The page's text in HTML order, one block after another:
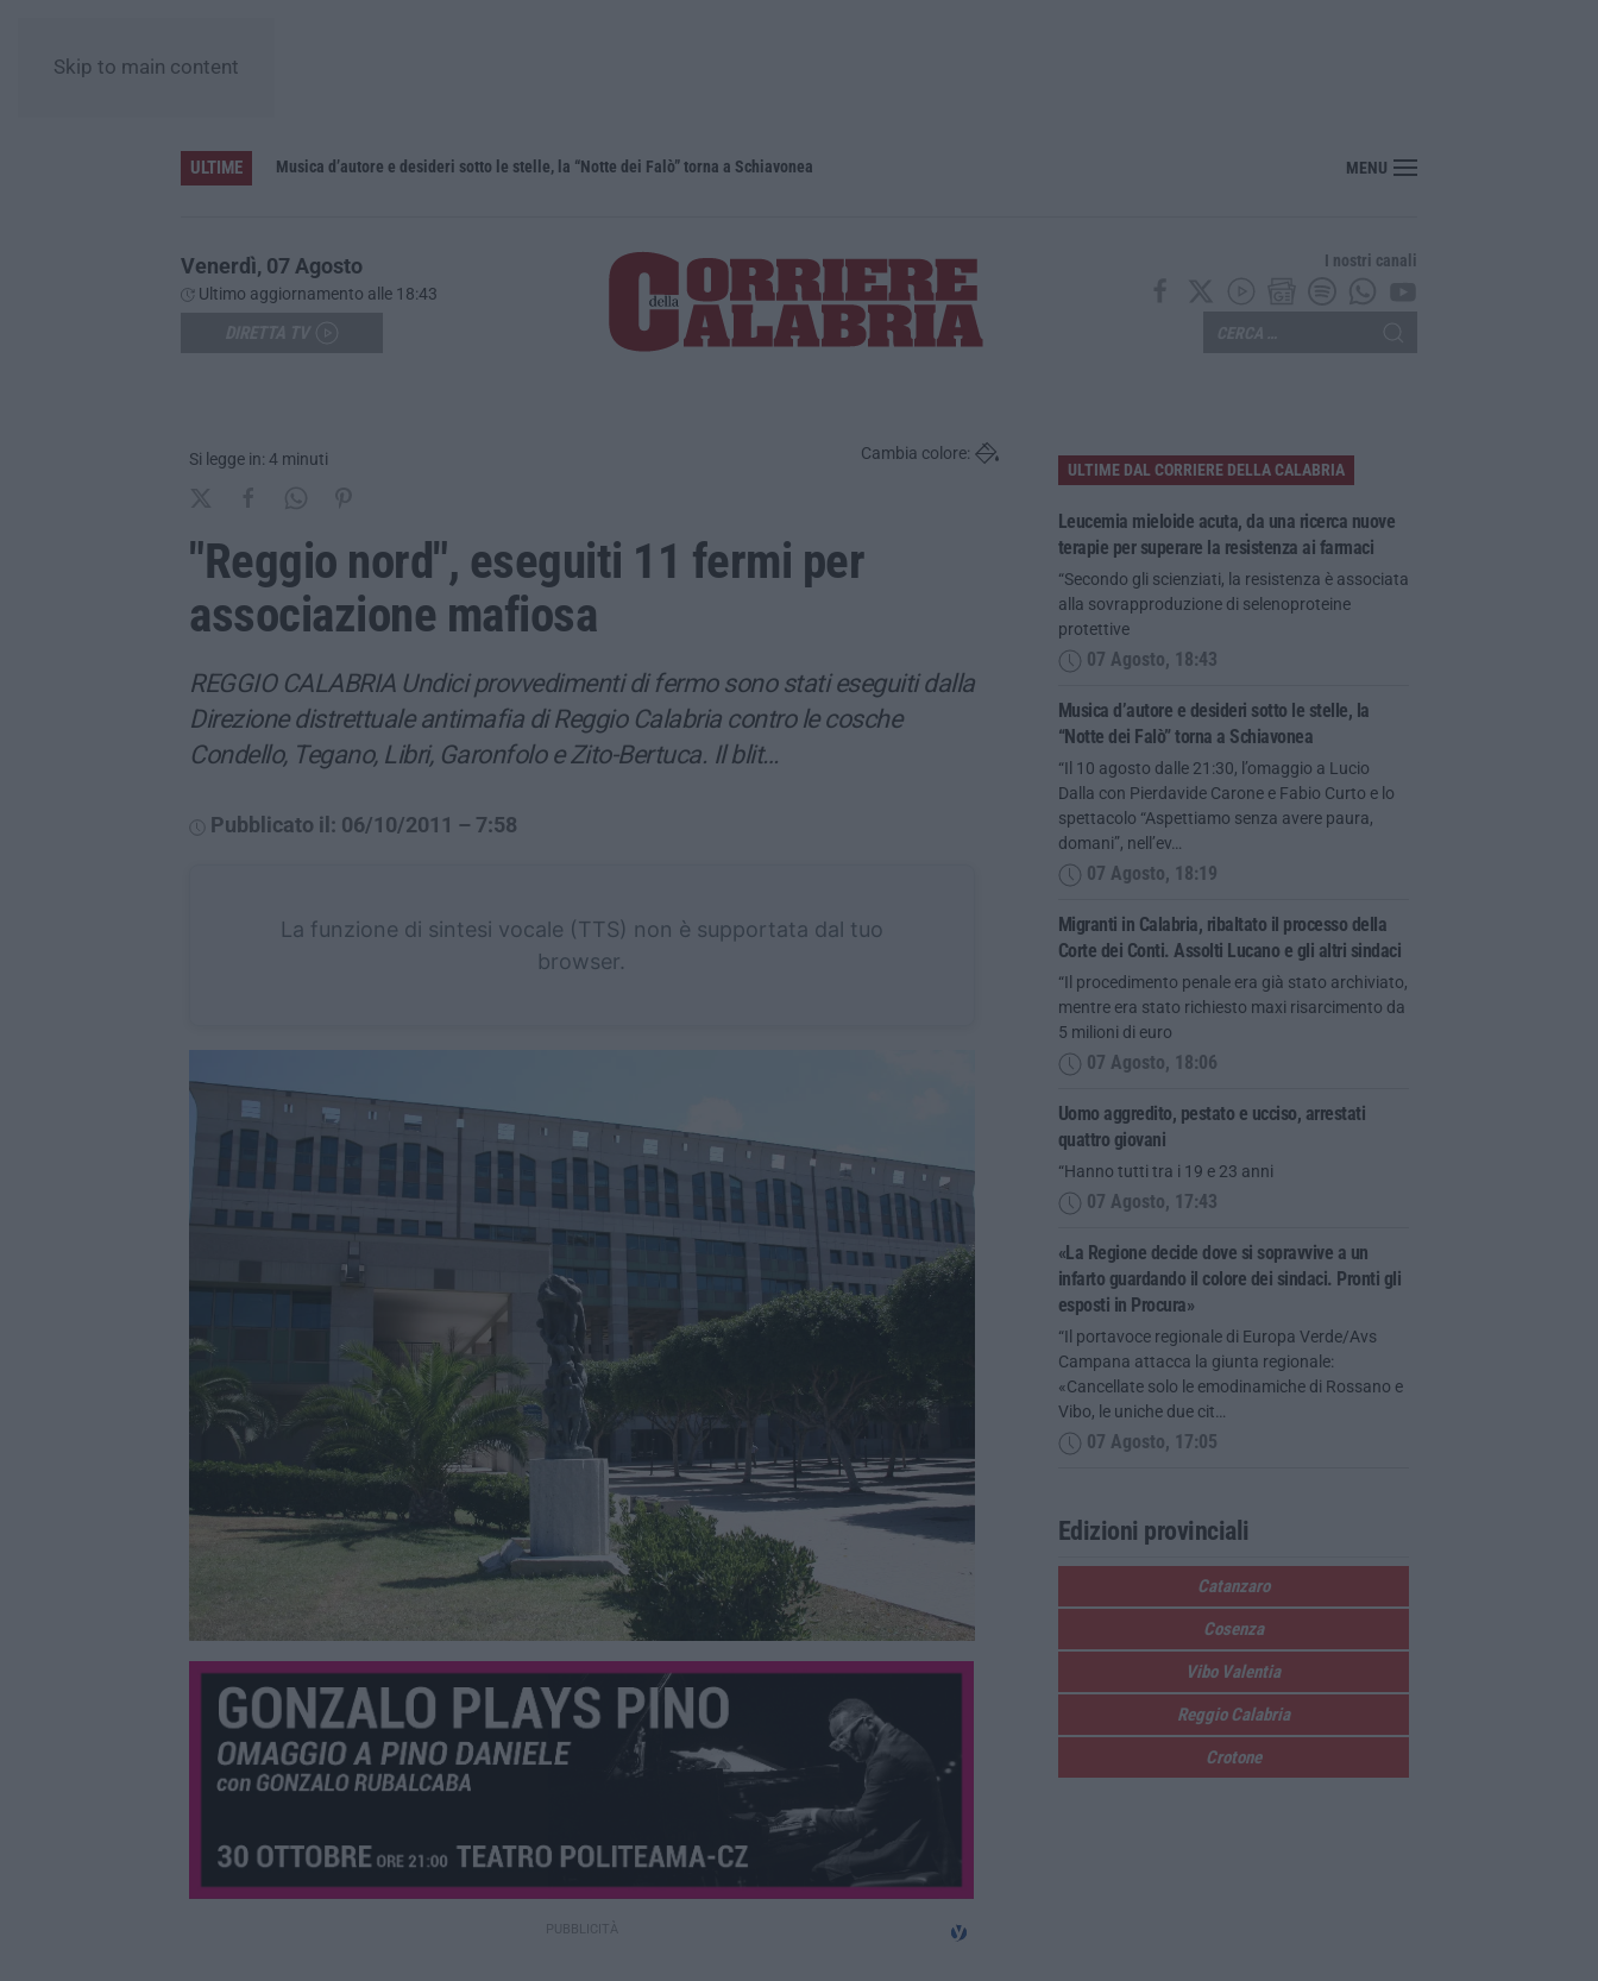
Skip to main content
ULTIME Musica d’autore e desideri sotto le stelle, la “Notte dei Falò” torna a Schiavonea Migranti in Calabria, ribaltato il processo della Corte dei Conti. Assolti Lucano e gli altri
MENU
Venerdì, 07 Agosto
Ultimo aggiornamento alle 18:43
I nostri canali
Si legge in: 4 minuti Cambia colore:
"Reggio nord", eseguiti 11 fermi per
associazione mafiosa
REGGIO CALABRIA Undici provvedimenti di fermo sono stati eseguiti dalla
Direzione distrettuale antimafia di Reggio Calabria contro le cosche
Condello, Tegano, Libri, Garonfolo e Zito-Bertuca. Il blit…
Pubblicato il: 06/10/2011 – 7:58
La funzione di sintesi vocale (TTS) non è supportata dal tuo
browser.
ULTIME DAL CORRIERE DELLA CALABRIA
Leucemia mieloide acuta, da una ricerca nuove
terapie per superare la resistenza ai farmaci
“Secondo gli scienziati, la resistenza è associata
alla sovrapproduzione di selenoproteine
protettive
07 Agosto, 18:43
Musica d’autore e desideri sotto le stelle, la
“Notte dei Falò” torna a Schiavonea
“Il 10 agosto dalle 21:30, l’omaggio a Lucio
Dalla con Pierdavide Carone e Fabio Curto e lo
spettacolo “Aspettiamo senza avere paura,
domani”, nell’ev…
07 Agosto, 18:19
Migranti in Calabria, ribaltato il processo della
Corte dei Conti. Assolti Lucano e gli altri sindaci
“Il procedimento penale era già stato archiviato,
mentre era stato richiesto maxi risarcimento da
5 milioni di euro
07 Agosto, 18:06
Uomo aggredito, pestato e ucciso, arrestati
quattro giovani
“Hanno tutti tra i 19 e 23 anni
07 Agosto, 17:43
«La Regione decide dove si sopravvive a un
infarto guardando il colore dei sindaci. Pronti gli
esposti in Procura»
“Il portavoce regionale di Europa Verde/Avs
Campana attacca la giunta regionale:
«Cancellate solo le emodinamiche di Rossano e
Vibo, le uniche due cit…
07 Agosto, 17:05
Edizioni provinciali
Catanzaro
Cosenza
Vibo Valentia
Reggio Calabria
Crotone